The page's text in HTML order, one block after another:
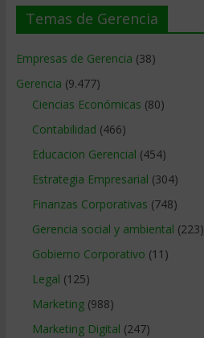
Temas de Gerencia
Empresas de Gerencia (38)
Gerencia (9.477)
Ciencias Económicas (80)
Contabilidad (466)
Educacion Gerencial (454)
Estrategia Empresarial (304)
Finanzas Corporativas (748)
Gerencia social y ambiental (223)
Gobierno Corporativo (11)
Legal (125)
Marketing(988)
Marketing Digital (247)